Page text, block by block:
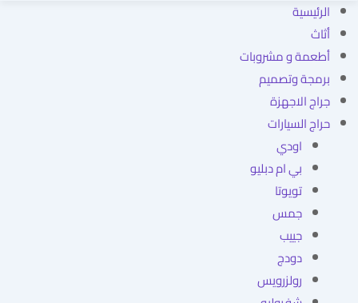
الرئيسية
أثاث
أطعمة و مشروبات
برمجة وتصميم
جراج الاجهزة
حراج السيارات
اودي
بي ام دبليو
تويوتا
جمس
جييب
دودج
رولزرويس